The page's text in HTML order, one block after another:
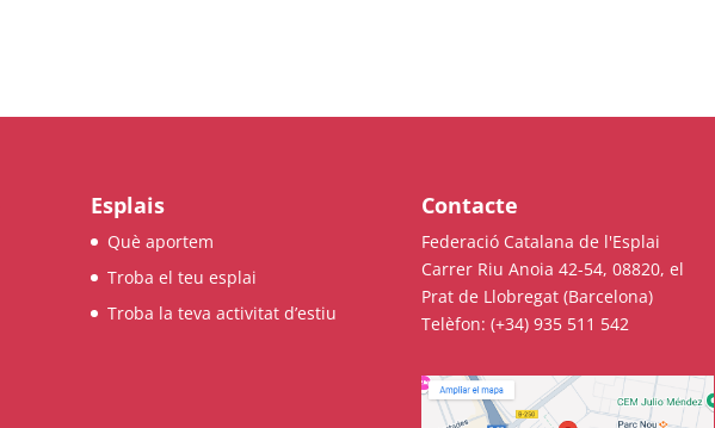
Esplais
Què aportem
Troba el teu esplai
Troba la teva activitat d’estiu
Contacte
Federació Catalana de l'Esplai
Carrer Riu Anoia 42-54, 08820, el
Prat de Llobregat (Barcelona)
Telèfon: (+34) 935 511 542